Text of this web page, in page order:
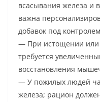
всасывания железа и
важна
добавок под
— При истощении или
требуется
восстановления
— У пожилых людей
железа; рацион